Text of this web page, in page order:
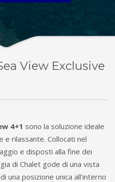
View Exclusive
4+1 sono la soluzione ideale
e rilassante. Collocati nel
e disposti alla fine dei
di Chalet gode di una vista
una posizione unica all'interno